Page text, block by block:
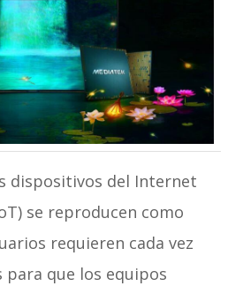
dispositivos del Internet
se reproducen como
requieren cada vez
para que los equipos